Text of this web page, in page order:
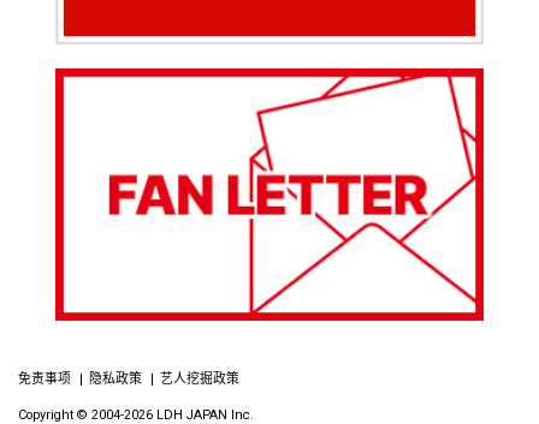
免责事项 隐私政策 艺人挖掘政策
Copyright © 2004-2026 LDH JAPAN Inc.